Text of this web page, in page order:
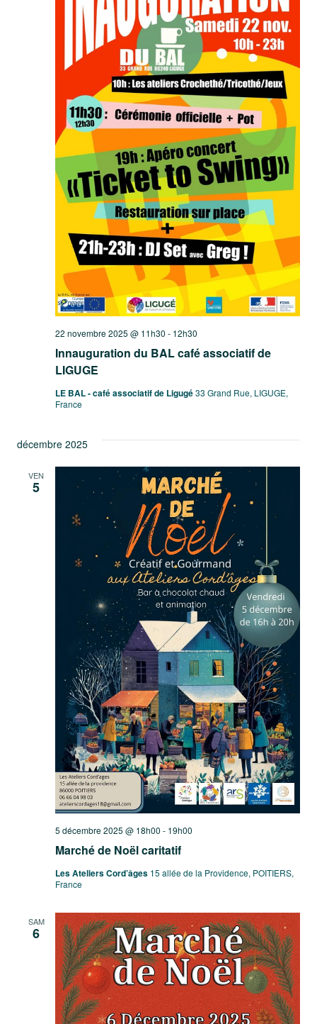
Innauguration du BAL café associatif de
LIGUGE
22 novembre 2025 @ 11h30 - 12h30
LE BAL - café associatif de Ligugé33 Grand Rue, LIGUGE,
France
décembre 2025
VEN
5
Marché de Noël caritatif
5 décembre 2025 @ 18h00 - 19h00
Les Ateliers Cord’âges 15 allée de la Providence, POITIERS,
France
SAM
6